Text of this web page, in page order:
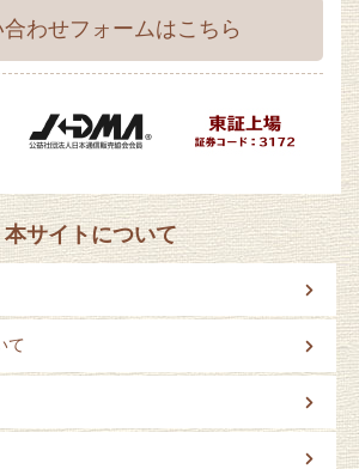
わせフォームはこちら
本サイトについて
て